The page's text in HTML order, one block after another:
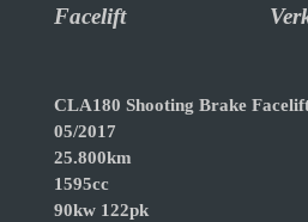
Facelift
CLA180 Shooting Brake
05/2017
25.800km
1595cc
90kw 122pk